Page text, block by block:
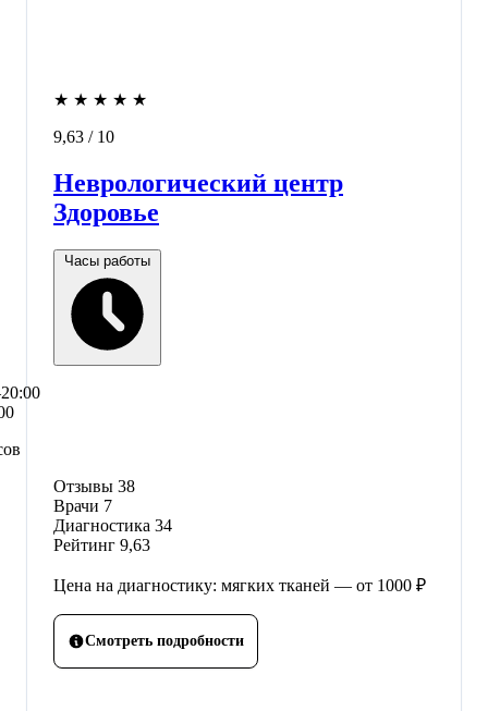
★ ★ ★ ★ ★
9,63 / 10
Неврологический центр
Здоровье
Часы работы
Отзывы 38
Врачи 7
Диагностика 34
Рейтинг 9,63
Цена на диагностику: мягких тканей — от 1000 ₽
Смотреть подробности